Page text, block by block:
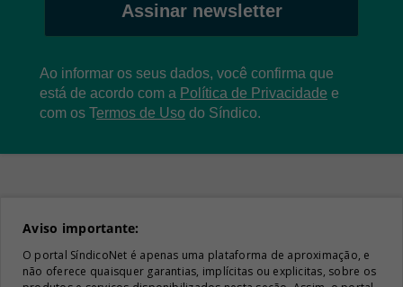
Assinar newsletter
Ao informar os seus dados, você confirma que
está de acordo com a Política de Privacidade e
com os Termos de Uso do Síndico.
Aviso importante:
O portal SíndicoNet é apenas uma plataforma de aproximação, e
não oferece quaisquer garantias, implícitas ou explicitas, sobre os